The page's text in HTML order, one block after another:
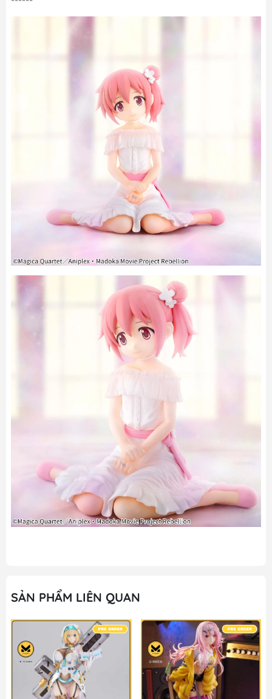
SẢN PHẨM LIÊN QUAN